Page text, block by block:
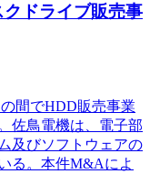
ドライブ販売事
間でHDD販売事業
佐鳥電機は、電子部
及びソフトウェアの
る。本件M&Aによ